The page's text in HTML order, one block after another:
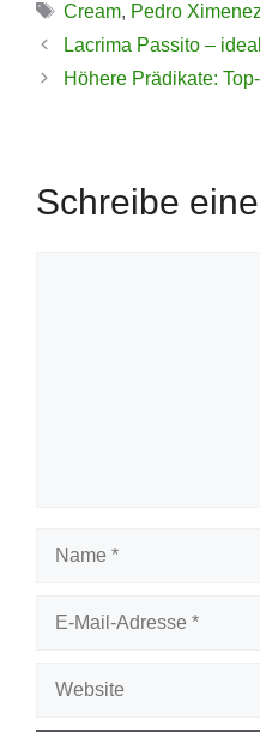
Schlagwörter
Cream, Pedro Ximenez
Lacrima Passito –
Höhere Prädikate:
Schreibe